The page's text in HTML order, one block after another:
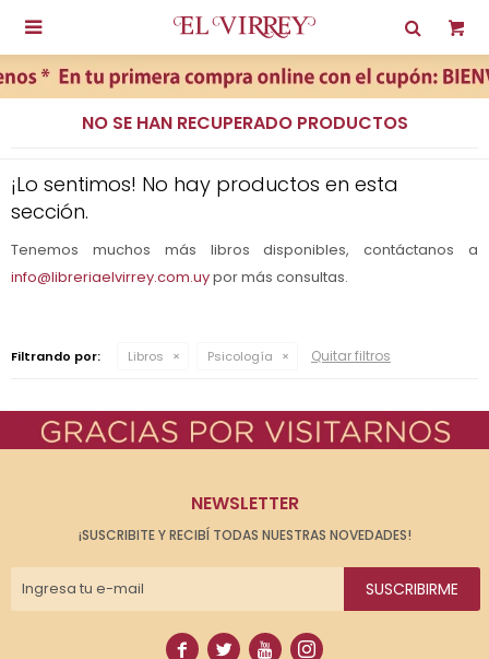

NO SE HAN RECUPERADO PRODUCTOS
¡Lo sentimos! No hay productos en esta
sección.
Tenemos muchos más libros disponibles, contáctanos a
info@libreriaelvirrey.com.uypor más consultas.
Filtrando por: Libros Psicología Quitar filtros
NEWSLETTER
¡SUSCRIBITE Y RECIBÍ TODAS NUESTRAS NOVEDADES!
SUSCRIBIRME
   